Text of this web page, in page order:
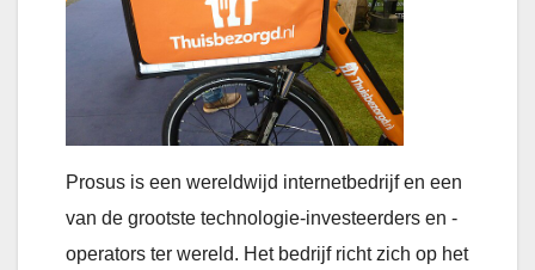
Prosus is een wereldwijd internetbedrijf en een
van de grootste technologie-investeerders en -
operators ter wereld. Het bedrijf richt zich op het